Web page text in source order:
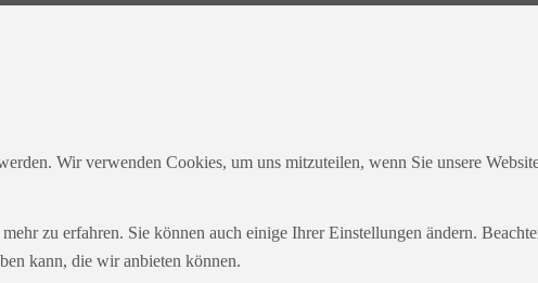
Wir verwenden Cookies, um uns mitzuteilen, wenn Sie unsere
zu erfahren. Sie können auch einige Ihrer Einstellungen ändern.
kann, die wir anbieten können.